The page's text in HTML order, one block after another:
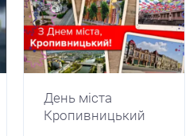
День міста
Кропивницький